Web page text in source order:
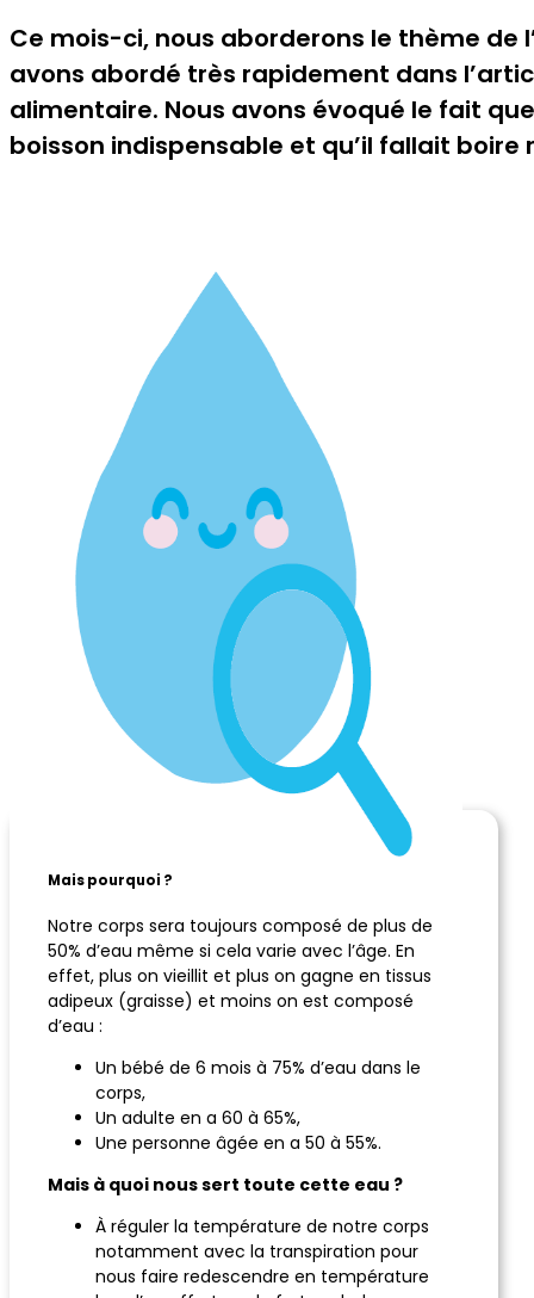
Ce mois-ci, nous aborderons le thème de
avons abordé très rapidement dans
alimentaire. Nous avons évoqué le fait
boisson indispensable et qu’il fallait boire
Mais pourquoi ?
Notre corps sera toujours composé de plus de
50% d’eau même si cela varie avec l’âge. En
effet, plus on vieillit et plus on gagne en tissus
adipeux (graisse) et moins on est composé
d’eau :
Un bébé de 6 mois à 75% d’eau dans le
corps,
Un adulte en a 60 à 65%,
Une personne âgée en a 50 à 55%.
Mais à quoi nous sert toute cette eau ?
À réguler la température de notre corps
notamment avec la transpiration pour
nous faire redescendre en température